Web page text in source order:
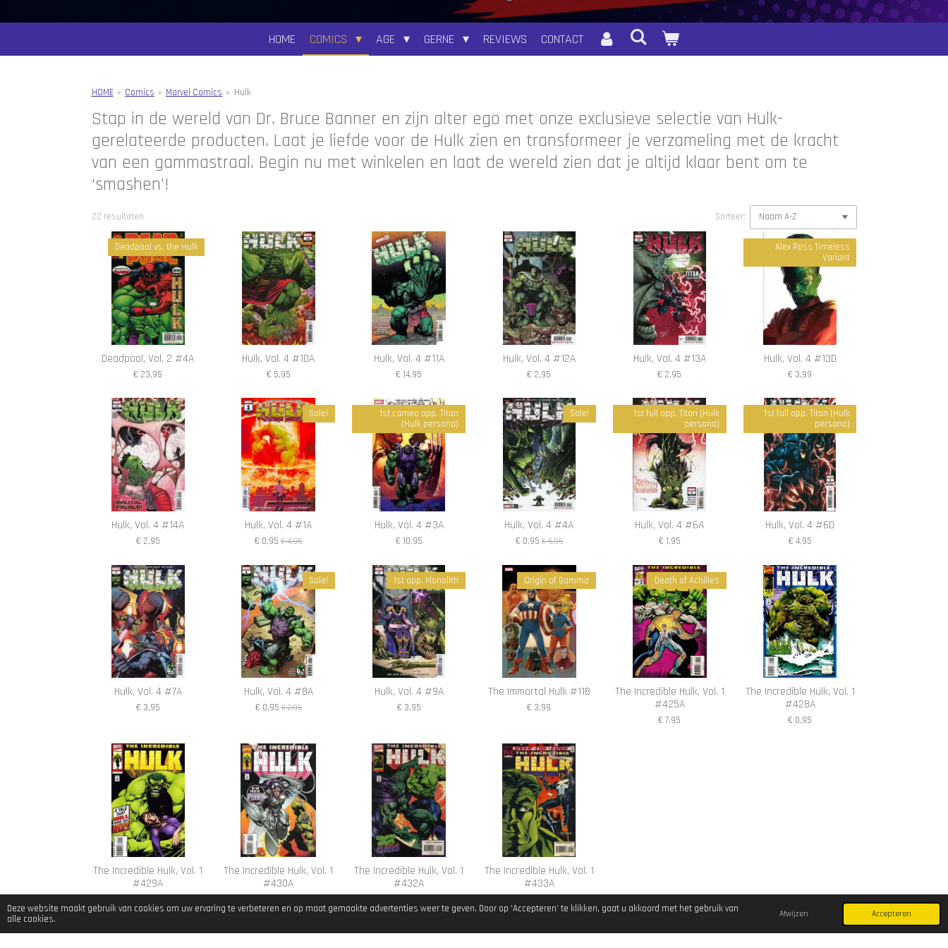
Deze website maakt gebruik van cookies om uw ervaring te verbeteren en op maat gemaakte advertenties weer te geven. Door op ‘Accepteren’ te klikken, gaat u akkoord met het gebruik van
alle cookies.
Afwijzen Accepteren
HOME COMICS AGE GERNE REVIEWS CONTACT
HOME » Comics » Marvel Comics » Hulk
Stap in de wereld van Dr. Bruce Banner en zijn alter ego met onze exclusieve selectie van Hulk-
gerelateerde producten. Laat je liefde voor de Hulk zien en transformeer je verzameling met de kracht
van een gammastraal. Begin nu met winkelen en laat de wereld zien dat je altijd klaar bent om te
‘smashen’!
22 resultaten Sorteer:
Deadpool vs. the Hulk
Deadpool, Vol. 2 #4A
€ 23,95
Hulk, Vol. 4 #10A
€ 5,95
Hulk, Vol. 4 #11A
€ 14,95
Hulk, Vol. 4 #12A
€ 2,95
Hulk, Vol. 4 #13A
€ 2,95
Alex Ross Timeless
Variant
Hulk, Vol. 4 #13D
€ 3,99
Hulk, Vol. 4 #14A
€ 2,95
Sale!
Hulk, Vol. 4 #1A
€ 0,95 € 4,95
1st cameo app. Titan
(Hulk persona)
Hulk, Vol. 4 #3A
€ 10,95
Sale!
Hulk, Vol. 4 #4A
€ 0,95 € 5,95
1st full app. Titan (Hulk
persona)
Hulk, Vol. 4 #6A
€ 1,95
1st full app. Titan (Hulk
persona)
Hulk, Vol. 4 #6D
€ 4,95
Hulk, Vol. 4 #7A
€ 3,95
Sale!
Hulk, Vol. 4 #8A
€ 0,95 € 2,95
1st app. Monolith
Hulk, Vol. 4 #9A
€ 3,95
Origin of Gamma
The Immortal Hulk #11B
€ 3,99
Death of Achilles
The Incredible Hulk, Vol. 1
#425A
€ 7,95
The Incredible Hulk, Vol. 1
#428A
€ 0,95
The Incredible Hulk, Vol. 1
#429A
The Incredible Hulk, Vol. 1
#430A
The Incredible Hulk, Vol. 1
#432A
The Incredible Hulk, Vol. 1
#433A